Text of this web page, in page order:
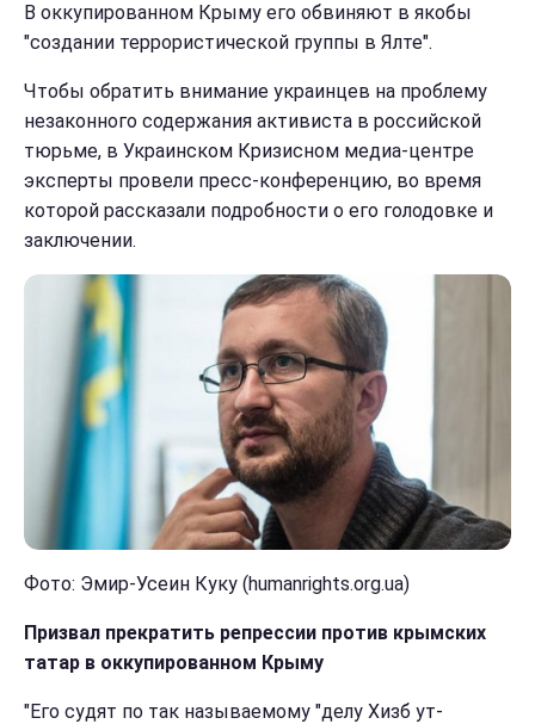
В оккупированном Крыму его обвиняют в якобы
"создании террористической группы в Ялте".
Чтобы обратить внимание украинцев на проблему
незаконного содержания активиста в российской
тюрьме, в Украинском Кризисном медиа-центре
эксперты провели пресс-конференцию, во время
которой рассказали подробности о его голодовке и
заключении.
Фото: Эмир-Усеин Куку (humanrights.org.ua)
Призвал прекратить репрессии против крымских
татар в оккупированном Крыму
"Его судят по так называемому "делу Хизб ут-